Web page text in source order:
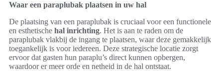
Waar een paraplubak plaatsen in uw hal
De plaatsing van een paraplubak is cruciaal voor een functionele
en esthetische hal inrichting. Het is aan te raden om de
paraplubak vlakbij de ingang te plaatsen, waar deze gemakkelijk
toegankelijk is voor iedereen. Deze strategische locatie zorgt
ervoor dat gasten hun paraplu’s direct kunnen opbergen,
waardoor er meer orde en netheid in de hal ontstaat.